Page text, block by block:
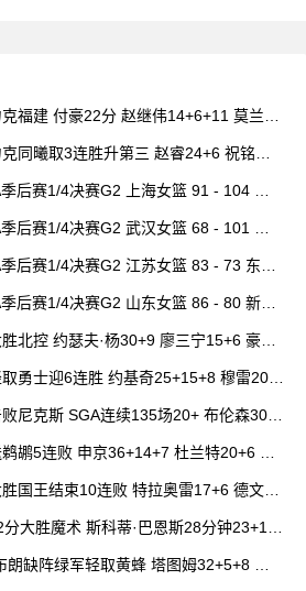
福建 付豪22分 赵继伟14+6+11 莫兰德
同曦取3连胜升第三 赵睿24+6 祝铭震1
后赛1/4决赛G2 上海女篮 91 - 104 四
后赛1/4决赛G2 武汉女篮 68 - 101 山
后赛1/4决赛G2 江苏女篮 83 - 73 东莞
后赛1/4决赛G2 山东女篮 86 - 80 新疆
北控 约瑟夫·杨30+9 廖三宁15+6 豪斯
勇士迎6连胜 约基奇25+15+8 穆雷20+
尼克斯 SGA连续135场20+ 布伦森30分
鹕5连败 申京36+14+7 杜兰特20+6 锡
国王结束10连败 特拉奥雷17+6 德文·
大胜魔术 斯科蒂·巴恩斯28分钟23+15
朗缺阵绿军轻取黄蜂 塔图姆32+5+8 普